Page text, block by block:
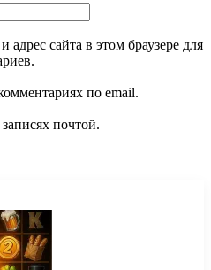
сайта в этом браузере для
по email.
почтой.